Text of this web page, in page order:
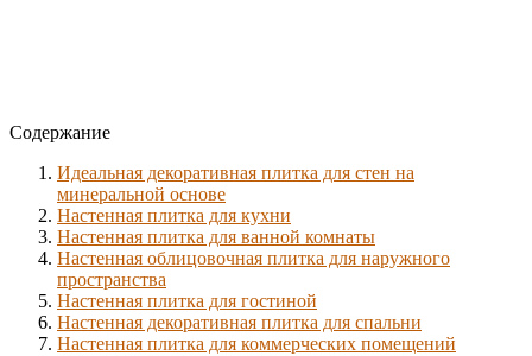
Содержание
Идеальная декоративная плитка для стен на
минеральной основе
Настенная плитка для кухни
Настенная плитка для ванной комнаты
Настенная облицовочная плитка для наружного
пространства
Настенная плитка для гостиной
Настенная декоративная плитка для спальни
Настенная плитка для коммерческих помещений